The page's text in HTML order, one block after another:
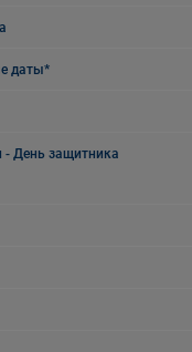
даты*
- День защитника